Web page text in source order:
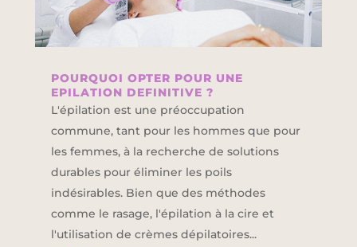
POURQUOI OPTER POUR UNE
EPILATION DEFINITIVE ?
L'épilation est une préoccupation
commune, tant pour les hommes que pour
les femmes, à la recherche de solutions
durables pour éliminer les poils
indésirables. Bien que des méthodes
comme le rasage, l'épilation à la cire et
l'utilisation de crèmes dépilatoires...